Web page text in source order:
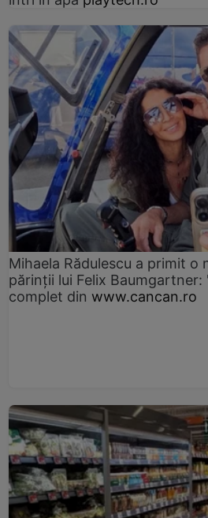
Mihaela Rădulescu a primit o
părinții lui Felix Baumgartner:
complet din www.cancan.ro